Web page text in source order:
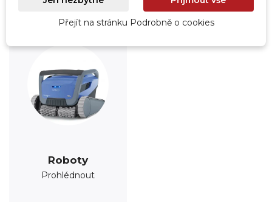
Roboty
Prohlédnout
Přejít na stránku Podrobně o cookies